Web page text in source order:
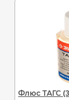
Флюс ТАГС